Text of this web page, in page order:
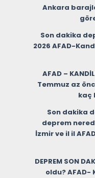
Ankara
Son dakika
2026 AFAD-
AFAD –
Temmuz az
kaç
Son dakika
deprem
İzmir ve il il
DEPREM SON
oldu?